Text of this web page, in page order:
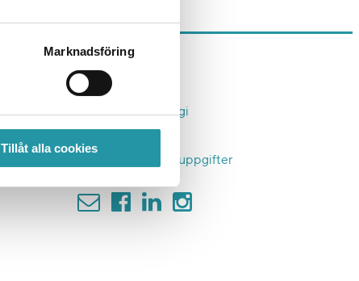
Marknadsföring
Tillåt alla cookies
Om TL Bygg
Affärsidé & Strategi
Hantering personuppgifter